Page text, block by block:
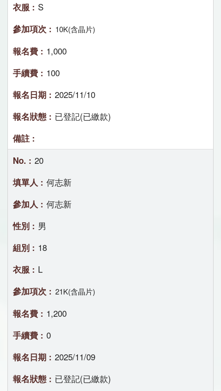
S
10K(含晶片)
1,000
100
2025/11/10
已登記(已繳款)
20
何志新
何志新
男
18
L
21K(含晶片)
1,200
0
2025/11/09
已登記(已繳款)